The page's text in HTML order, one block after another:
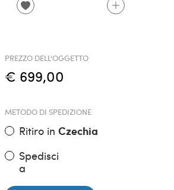
PREZZO DELL'OGGETTO
€ 699,00
METODO DI SPEDIZIONE
Ritiro in Czechia
Spedisci
a